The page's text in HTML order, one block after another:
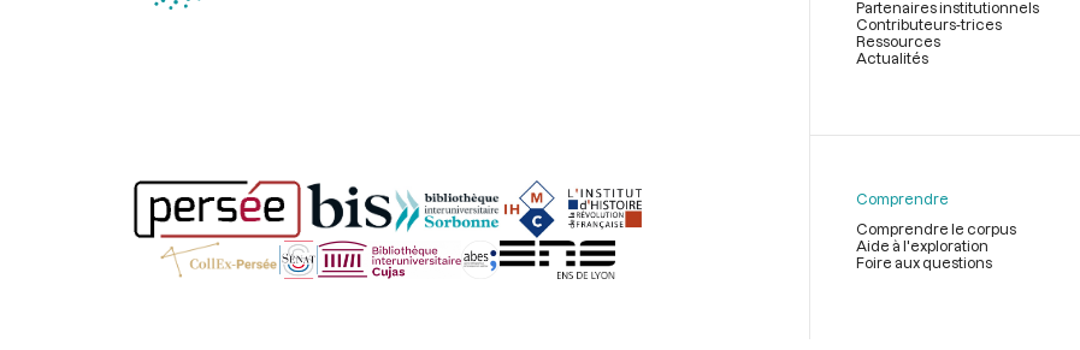
page
Partenaires institutionnels
Contributeurs-trices
Ressources
Actualités
Comprendre
Comprendre le corpus
Aide à l'exploration
Foire aux questions